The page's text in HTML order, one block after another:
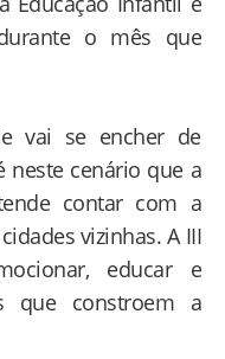
o mês que
vai se encher de
neste cenário que a
contar com a
vizinhas. A III
educar e
que constroem a